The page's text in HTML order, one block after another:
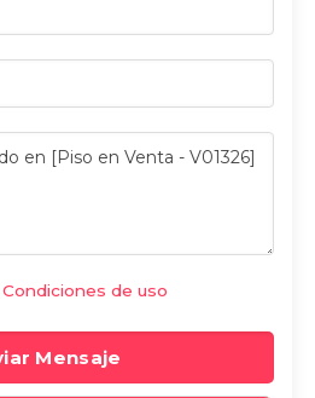
Condiciones de uso
Mensaje